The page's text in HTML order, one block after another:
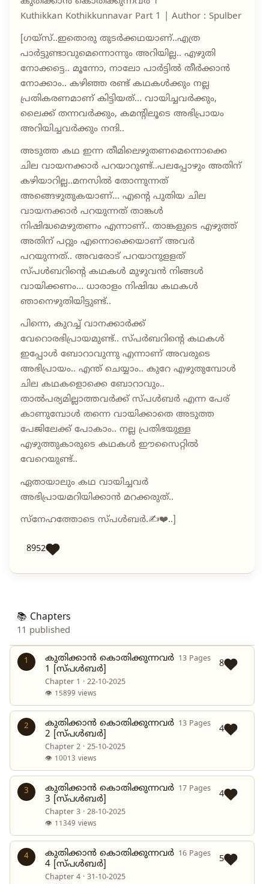
Kuthikkan Kothikkunnavar Part 1 | Author : Spulber
[ഗയ്സ്..ഇതൊരു തുടർക്കഥയാണ്..എത്ര
പാർട്ടുണ്ടാവുമെന്നൊന്നും അറിയില്ല.. എഴുതി
നോക്കട്ടെ.. മൂന്നോ, നാലോ പാർട്ടിൽ തീർക്കാൻ
നോക്കാം.. കഴിഞ്ഞ രണ്ട് കഥകൾക്കും നല്ല
പ്രതികരണമാണ് കിട്ടിയത്… വായിച്ചവർക്കും,
ലൈക്ക് തന്നവർക്കും, കമന്റിലൂടെ അഭിപ്രായം
അറിയിച്ചവർക്കും നന്ദി..
അടുത്ത കഥ ഇന്ന തീമിലെഴുതണമെന്നൊക്കെ
ചില വായനക്കാർ പറയാറുണ്ട്..പലപ്പോഴും അതിന്
കഴിയാറില്ല..മനസിൽ തോന്നുന്നത്
അങ്ങെഴുതുകയാണ്… എന്റെ പുതിയ ചില
വായനക്കാർ പറയുന്നത് താങ്കൾ
നിഷിദ്ധമെഴുതണം എന്നാണ്.. താങ്കളുടെ എഴുത്ത്
അതിന് പറ്റും എന്നൊക്കെയാണ് അവർ
പറയുന്നത്.. അവരോട് പറയാനുളളത്
സ്പൾബറിന്റെ കഥകൾ മുഴുവൻ നിങ്ങൾ
വായിക്കണം… ധാരാളം നിഷിദ്ധ കഥകൾ
ഞാനെഴുതിയിട്ടുണ്ട്..
പിന്നെ, കുറച്ച് വാനക്കാർക്ക്
വേറൊരഭിപ്രായമുണ്ട്.. സ്പർബറിന്റെ കഥകൾ
ഇപ്പോൾ ബോറാവുന്നു എന്നാണ് അവരുടെ
അഭിപ്രായം.. എന്ത് ചെയ്യാം.. കുറേ എഴുതുമ്പോൾ
ചില കഥകളൊക്കെ ബോറാവും..
താൽപര്യമില്ലാത്തവർക്ക് സ്പൾബർ എന്ന പേര്
കാണുമ്പോൾ തന്നെ വായിക്കാതെ അടുത്ത
പേജിലേക്ക് പോകാം.. നല്ല പ്രതിഭയുള്ള
എഴുത്തുകാരുടെ കഥകൾ ഈസൈറ്റിൽ
വേറെയുണ്ട്..
ഏതായാലും കഥ വായിച്ചവർ
അഭിപ്രായമറിയിക്കാൻ മറക്കരുത്..
സ്നേഹത്തോടെ സ്പൾബർ.✍️❤️..]
8952
📚 Chapters
11 published
1
കുതിക്കാൻ കൊതിക്കുന്നവർ
1 [സ്പൾബർ]
13 Pages
Chapter 1 · 22-10-2025
👁 15899 views
8
2
കുതിക്കാൻ കൊതിക്കുന്നവർ
2 [സ്പൾബർ]
13 Pages
Chapter 2 · 25-10-2025
👁 10013 views
4
3
കുതിക്കാൻ കൊതിക്കുന്നവർ
3 [സ്പൾബർ]
17 Pages
Chapter 3 · 28-10-2025
👁 11349 views
4
4
കുതിക്കാൻ കൊതിക്കുന്നവർ
4 [സ്പൾബർ]
16 Pages
Chapter 4 · 31-10-2025
5